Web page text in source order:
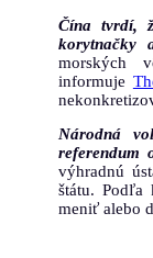
Čína tvrdí,
korytnačky
morských
informuje
Národná
referendum
výhradnú
štátu. Podľa
meniť alebo